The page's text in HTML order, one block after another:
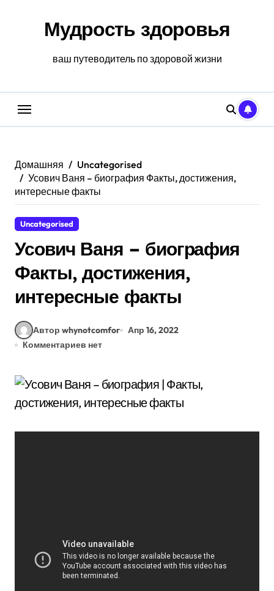
содержаниюМудрость здоровья
ваш путеводитель по здоровой жизни
Домашняя
Uncategorised
Усович Ваня – биография Факты, достижения,
интересные факты
Uncategorised
Усович Ваня – биография
Факты, достижения,
интересные факты
Автор whynotcomfor
Апр 16, 2022
Комментариев нет